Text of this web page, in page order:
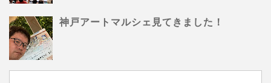
神戸アートマルシェ見てきました！